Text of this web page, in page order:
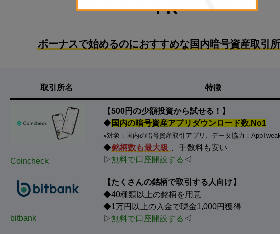
PR
ボーナスで始めるのにおすすめな国内暗号資産取引
取引所名 特徴
Coincheck
【500円の少額投資から試せる！】
◆国内の暗号資産アプリダウンロード数.No1
※対象：国内の暗号資産取引アプリ、データ協力：
◆銘柄数も最大級
、手数料も安い
▷無料で口座開設する ◁
bitbank
【たくさんの銘柄で取引する人向け】
◆40種類以上の銘柄を用意
◆1万円以上の入金で現金1,000円獲得
▷無料で口座開設する ◁